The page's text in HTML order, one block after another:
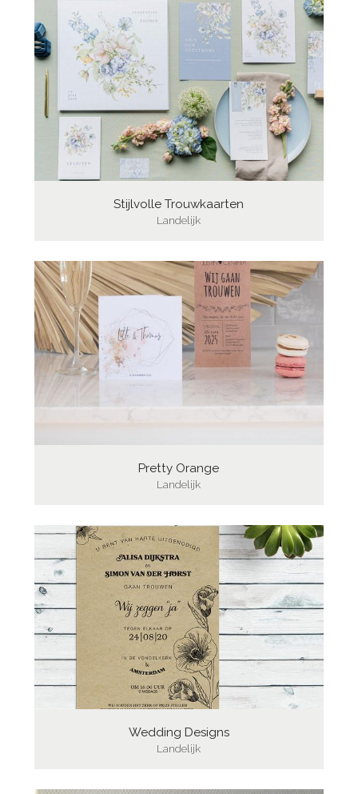
Stijlvolle Trouwkaarten
Landelijk
Pretty Orange
Landelijk
Wedding Designs
Landelijk